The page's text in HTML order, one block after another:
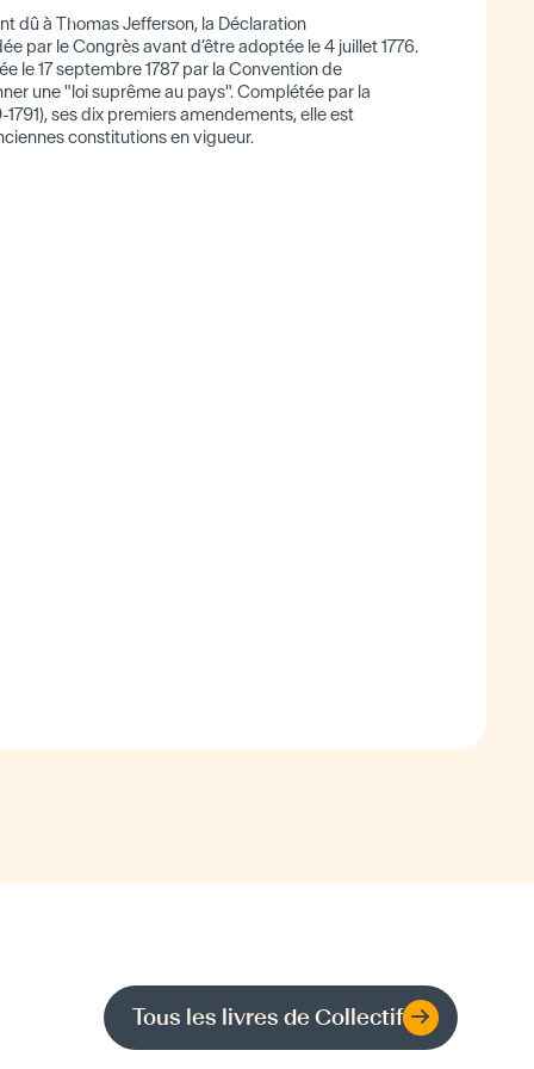
dû à Thomas Jefferson, la Déclaration
par le Congrès avant d’être adoptée le 4 juillet 1776.
le 17 septembre 1787 par la Convention de
une "loi suprême au pays". Complétée par la
ses dix premiers amendements, elle est
constitutions en vigueur.
Tous les livres deCollectif